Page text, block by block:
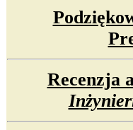
Recenzja